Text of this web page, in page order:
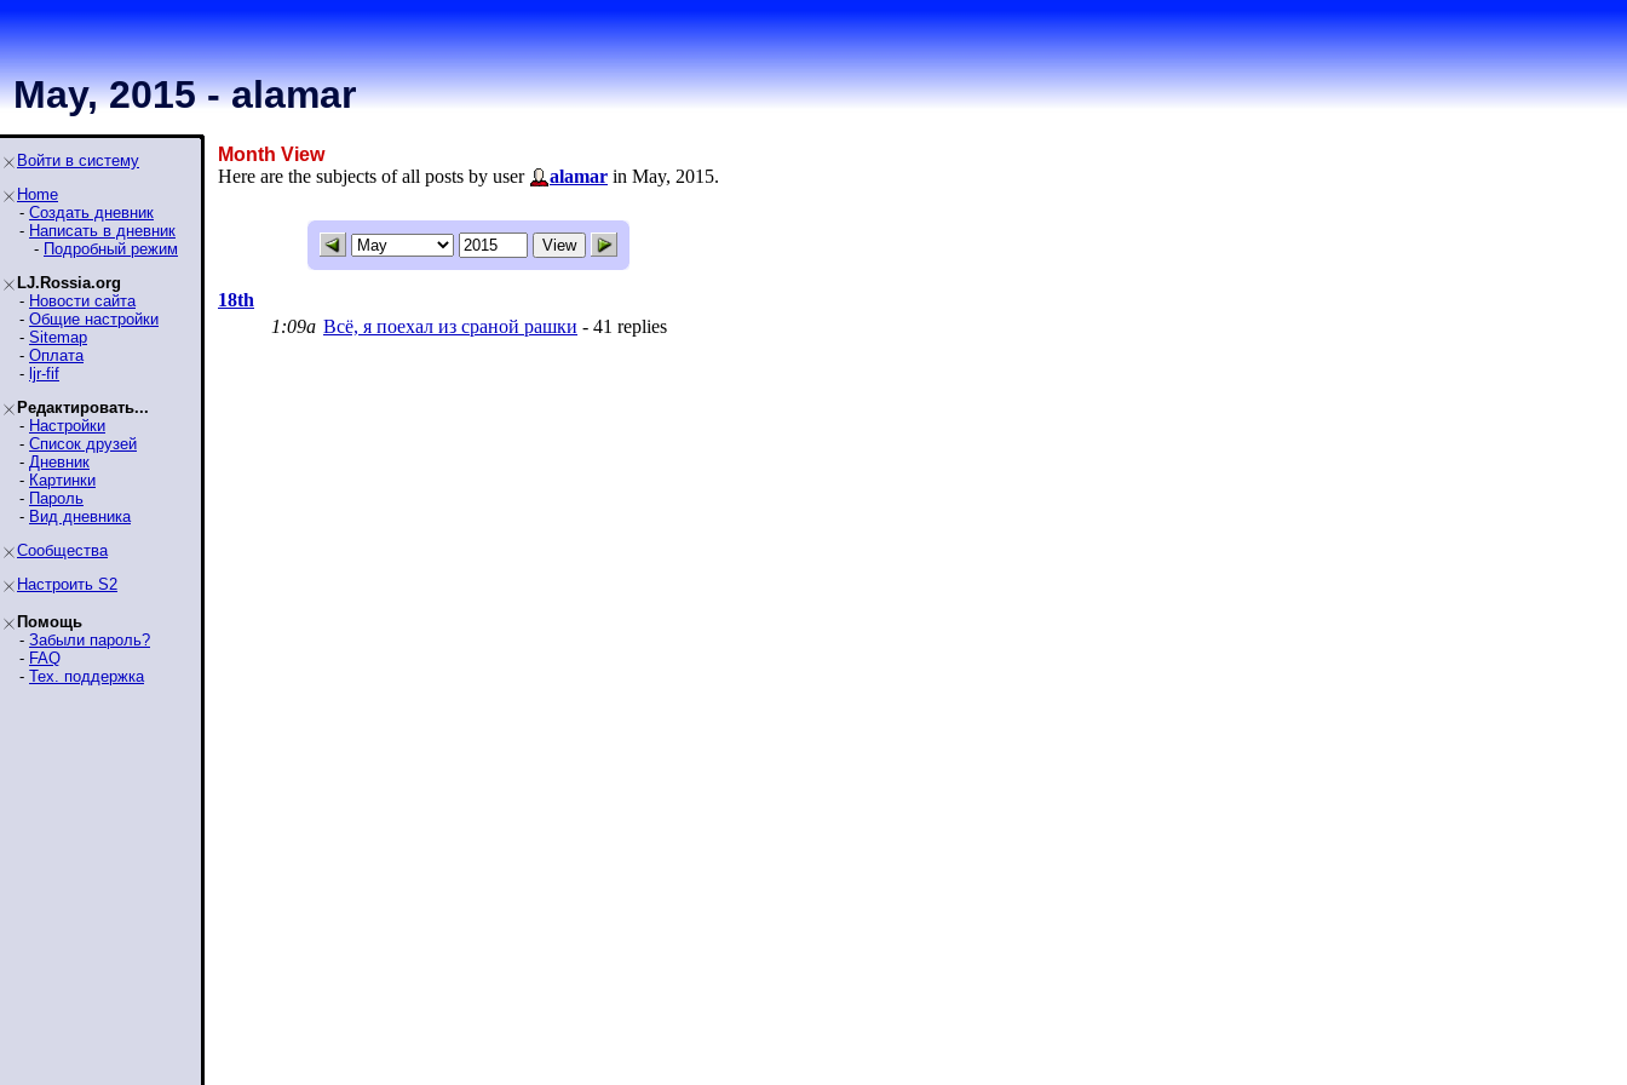
May, 2015 - alamar
Войти в систему
Home
- Создать дневник
- Написать в дневник
- Подробный режим
LJ.Rossia.org
- Новости сайта
- Общие настройки
- Sitemap
- Оплата
- ljr-fif
Редактировать...
- Настройки
- Список друзей
- Дневник
- Картинки
- Пароль
- Вид дневника
Сообщества
Настроить S2
Помощь
- Забыли пароль?
- FAQ
- Тех. поддержка
Month View
Here are the subjects of all posts by user
alamar in May, 2015.
18th
1:09a Всё, я поехал из сраной рашки - 41 replies